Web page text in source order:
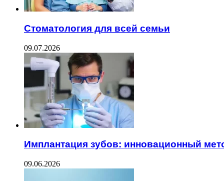
Стоматология для всей семьи
09.07.2026
Имплантация зубов: инновационный
09.06.2026